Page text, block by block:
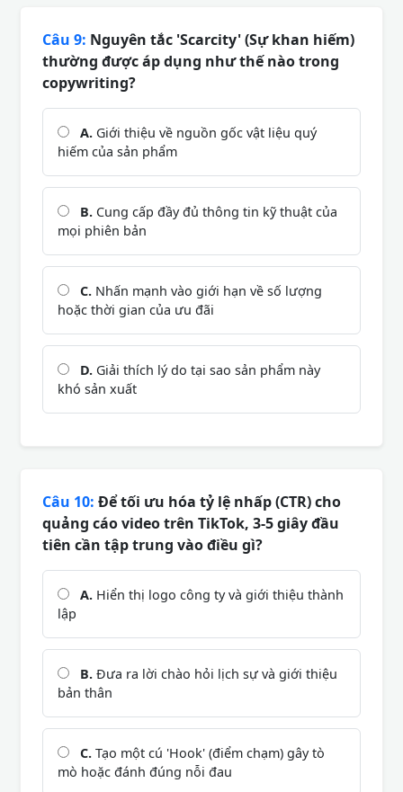
Câu 9: Nguyên tắc 'Scarcity' (Sự khan hiếm)
thường được áp dụng như thế nào trong
copywriting?
A. Giới thiệu về nguồn gốc vật liệu quý
hiếm của sản phẩm
B. Cung cấp đầy đủ thông tin kỹ thuật của
mọi phiên bản
C. Nhấn mạnh vào giới hạn về số lượng
hoặc thời gian của ưu đãi
D. Giải thích lý do tại sao sản phẩm này
khó sản xuất
Câu 10: Để tối ưu hóa tỷ lệ nhấp (CTR) cho
quảng cáo video trên TikTok, 3-5 giây đầu
tiên cần tập trung vào điều gì?
A. Hiển thị logo công ty và giới thiệu thành
lập
B. Đưa ra lời chào hỏi lịch sự và giới thiệu
bản thân
C. Tạo một cú 'Hook' (điểm chạm) gây tò
mò hoặc đánh đúng nỗi đau